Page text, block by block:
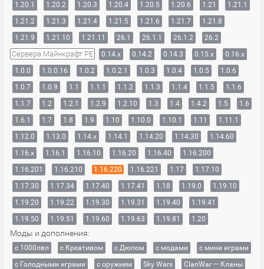
1.20.1
1.20.2 1.20.3 1.20.4 1.20.5 1.20.6 1.21
1.21.1
1.21.2
1.21.3 1.21.4 1.21.5 1.21.6 1.21.7
1.21.8
1.21.9
1.21.10 1.21.11 26.1 26.1.1 26.1.2 26.2
Сервера Майнкрафт PE 0.14.x 0.14.2 0.14.3 0.15.x
0.16.x
1.0.0
1.0.0.16 1.0.2 1.0.2.1 1.0.3 1.0.4 1.0.5
1.0.6
1.0.7
1.0.9 1.1 1.1.1 1.1.2 1.1.3 1.1.4 1.1.5
1.1.6
1.1.7
1.2 1.2.1 1.2.9 1.2.10 1.3 1.4 1.4.2 1.5
1.6
1.6.1
1.7 1.8 1.9 1.10 1.10.0 1.10.1 1.11
1.11.1
1.12.0
1.13.0 1.14.x 1.14.1 1.14.20 1.14.30
1.14.60
1.16.x
1.16.1 1.16.10 1.16.20 1.16.40
1.16.200
1.16.201
1.16.210 1.16.220 1.16.221 1.17
1.17.10
1.17.30
1.17.34 1.17.40 1.17.41 1.18 1.19.0
1.19.10
1.19.20
1.19.22 1.19.30 1.19.31 1.19.40
1.19.41
1.19.50
1.19.51 1.19.60 1.19.63 1.19.81 1.20
Моды и дополнения:
с 1000лвл c Креативом с Дюпом с модами
с мини играми
с Голодными играми
с оружием Sky Wars
ClanWar — Кланы